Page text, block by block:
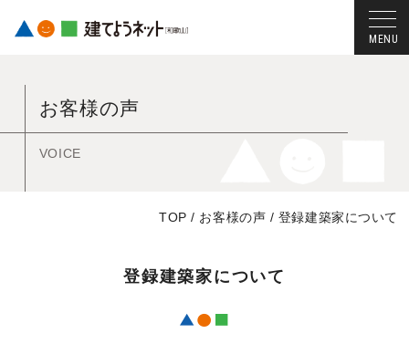
ン
お客様の声
VOICE
TOP / お客様の声 / 登録建築家について
登録建築家について